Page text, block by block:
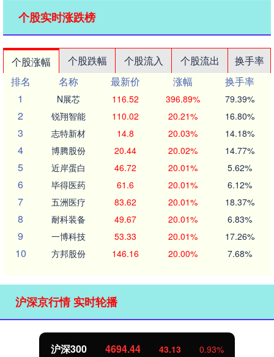
个股实时涨跌榜
个股涨幅 个股跌幅 个股流入 个股流出
换手率
排名
名称 最新价 涨幅
换手率
1
N展芯 116.52 396.89% 79.39%
2 锐翔智能 110.02 20.21% 16.80%
3 志特新材 14.8 20.03% 14.18%
4 博腾股份 20.44 20.02% 14.77%
5 近岸蛋白 46.72 20.01% 5.62%
6 毕得医药 61.6 20.01% 6.12%
7 五洲医疗 83.62 20.01% 18.37%
8 耐科装备 49.67 20.01% 6.83%
9 一博科技 53.33 20.01% 17.26%
10 方邦股份 146.16 20.00% 7.68%
沪深京行情 实时轮播
沪深300 4694.44 43.13 0.93%